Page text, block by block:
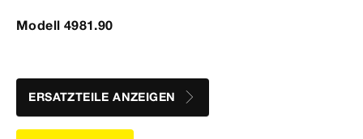
Modell 4981.90
ERSATZTEILE ANZEIGEN